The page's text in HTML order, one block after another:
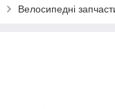
Велосипедні